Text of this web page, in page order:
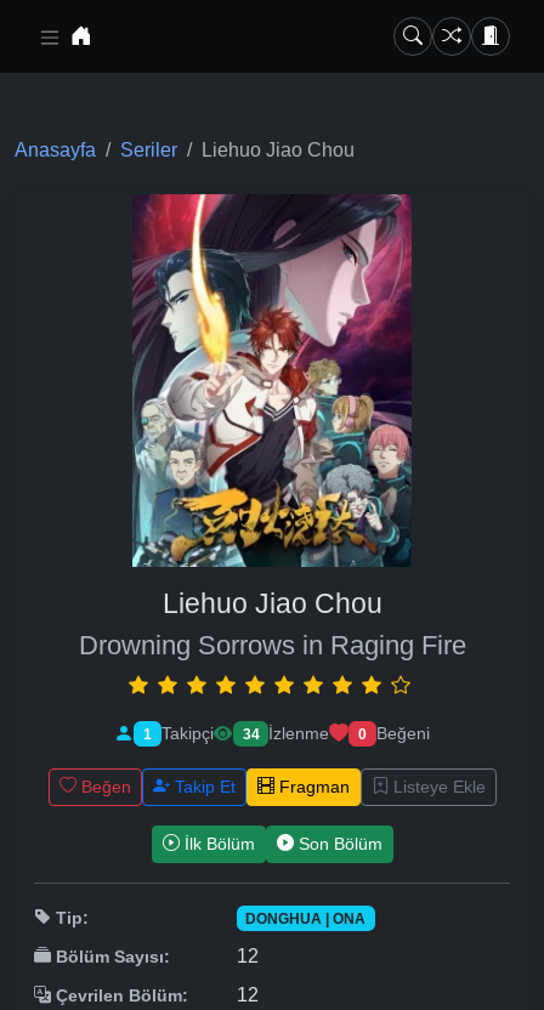
Anasayfa Seriler Liehuo Jiao Chou
Liehuo Jiao Chou
Drowning Sorrows in Raging Fire
1 Takipçi 34 İzlenme 0 Beğeni
Beğen Takip Et Fragman Listeye Ekle
İlk Bölüm Son Bölüm
Tip: DONGHUA | ONA
Bölüm Sayısı: 12
Çevrilen Bölüm: 12